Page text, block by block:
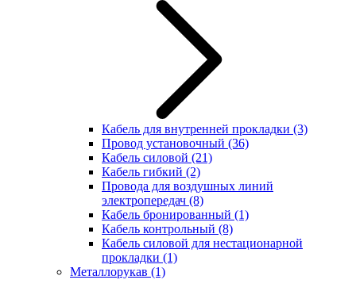
Кабель для внутренней прокладки (3)
Провод установочный (36)
Кабель силовой (21)
Кабель гибкий (2)
Провода для воздушных линий
электропередач (8)
Кабель бронированный (1)
Кабель контрольный (8)
Кабель силовой для нестационарной
прокладки (1)
Металлорукав (1)